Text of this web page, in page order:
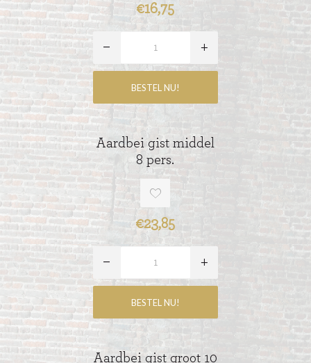
€16,75
Aardbei gist middel
8 pers.
€23,85
Aardbei gist groot 10